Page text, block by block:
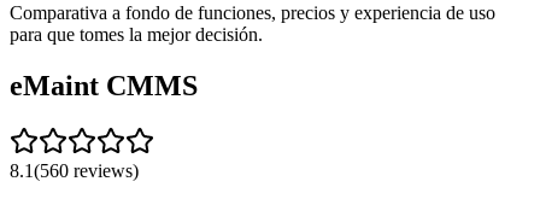
Comparativa a fondo de funciones, precios y experiencia de uso
para que tomes la mejor decisión.
eMaint CMMS
8.1(560 reviews)